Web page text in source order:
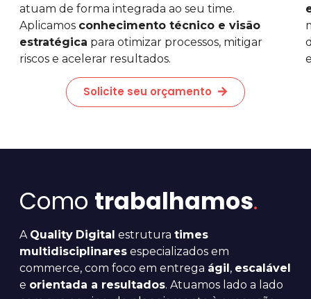
atuam de forma integrada ao seu time.
Aplicamos conhecimento técnico e visão
estratégica para otimizar processos, mitigar
riscos e acelerar resultados.
Solicite seu orçamento
Como trabalhamos.
A Quality Digital estrutura times
multidisciplinaresespecializados em
commerce, com foco em entrega ágil , escalável
e orientada a resultados. Atuamos lado a lado